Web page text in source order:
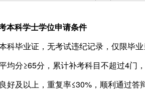
本科学士学位申请条件
科毕业证，无考试违纪记录，仅限毕业
均分≥65分，累计补考科目不超过4门
好及以上，重复率≤30%，顺利通过答辩